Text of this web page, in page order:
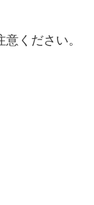
ください。